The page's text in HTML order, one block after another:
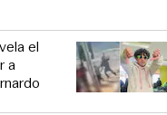
el
a